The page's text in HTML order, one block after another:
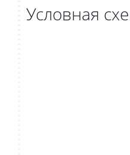
Условная